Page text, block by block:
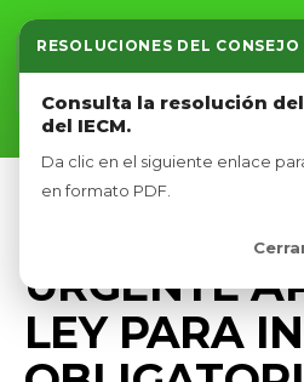
RESOLUCIONES DEL
Consulta la resolución
del IECM.
Da clic en el siguiente enlace
en formato PDF.
Inicio
Nosotros
Afíliate
URGENTE
LEY PARA